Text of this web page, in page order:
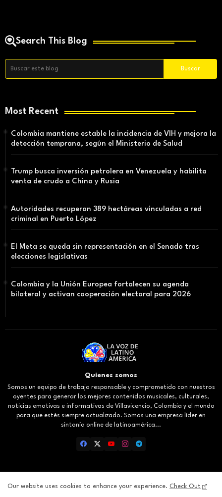
Search This Blog
Most Recent
Colombia mantiene estable la incidencia de VIH y mejora la
detección temprana, según el Ministerio de Salud
Trump busca inversión petrolera en Venezuela y habilita
venta de crudo a China y Rusia
Autoridades recuperan 389 hectáreas vinculadas a red
criminal en Puerto López
El Meta se queda sin representación en el Senado tras
elecciones legislativas
Colombia y la Unión Europea fortalecen su agenda
bilateral y activan cooperación electoral para 2026
Quienes somos
Somos un equipo de trabajo responsable y comprometido con nuestros
oyentes para generar los mejores contenidos musicales, culturales,
noticias emotivas e informativas de Villavicencio, Colombia y el mundo
para que estés siempre actualizado. Somos una empresa líder en
sintonía online de latinoamérica...
Inicio About Contact us Privacy Policy
Our website uses cookies to enhance your experience. Check Out